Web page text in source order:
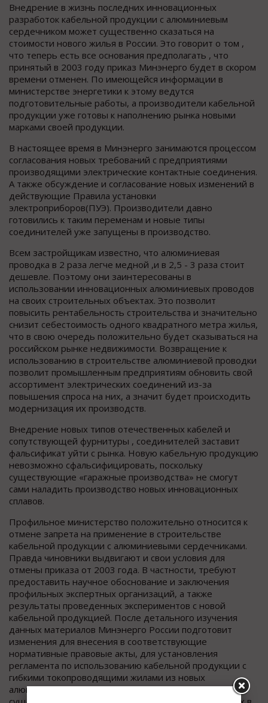
Внедрение в жизнь последних инновационных
разработок кабельной продукции с алюминиевым
сердечником может существенно сказаться на
стоимости нового жилья в России. Это говорит о том ,
что теперь есть все основания предполагать , что
принятый в 2003 году приказ Минэнерго будет в скором
времени отменен. По имеющейся информации в
министерстве энергетики к этому ведутся
подготовительные работы, а производители кабельной
продукции уже готовы к наполнению рынка новыми
марками своей продукции.
В настоящее время в Минэнерго занимаются процессом
согласования новых требований с предприятиями
производящими электрические контактные соединения.
А также обсуждение и согласование новых изменений в
действующие Правила установки
электроприборов(ПУЭ). Производители давно
готовились к таким переменам и новые типы
соединителей уже запущены в производство.
Всем застройщикам известно, что алюминиевая
проводка в 2 раза легче медной ,и в 2,5 - 3 раза стоит
дешевле. Поэтому они заинтересованы в
использовании инновационных алюминиевых проводов
на своих строительных объектах. Это позволит
повысить рентабельность строительства и значительно
снизит себестоимость одного квадратного метра жилья,
что в свою очередь положительно будет сказываться на
российском рынке недвижимости. Возвращение к
использованию в строительстве алюминиевой проводки
позволит промышленным предприятиям обновить свой
ассортимент электрических соединений из-за
повышения спроса на них, а значит будет происходить
модернизация их производств.
Внедрение новых типов отечественных кабелей и
сопутствующей фурнитуры , соединителей заставит
фальсификат уйти с рынка. Новую кабельную продукцию
невозможно сфальсифицировать, поскольку
существующие «гаражные производства» не смогут
сами наладить производство новых инновационных
сплавов.
Профильное министерство положительно относится к
отмене запрета на применение в строительстве
кабельной продукции с алюминиевыми сердечниками.
Правда чиновники выдвигают и свои условия для
отмены приказа от 2003 года. В частности, требуют
предоставить научное обоснование и заключения
профильных экспертных организаций, а также
результаты проведенных экспериментов с новой
кабельной продукцией. После детального изучения
данных материалов Минэнерго России подготовит
изменения для внесения в соответствующие
нормативные правовые акты, для установления
регламента по использованию кабельной продукции с
гибкими токопроводящими жилами из новых
алюминиевых сплавов, в строительстве и в